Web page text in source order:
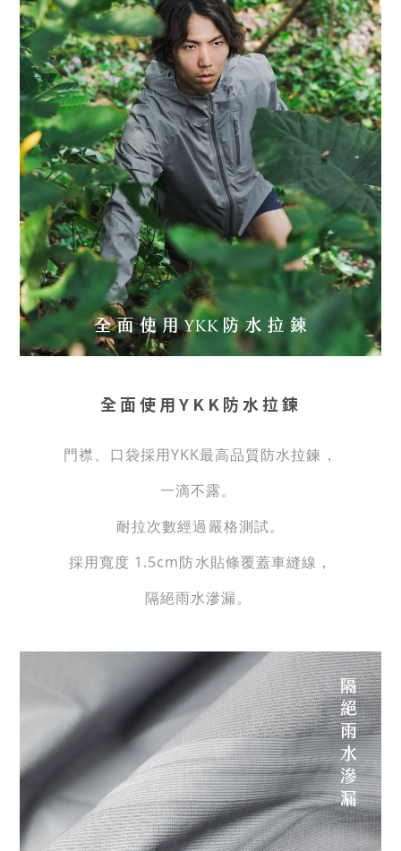
全面使用YKK防水拉鍊
門襟、口袋採用YKK最高品質防水拉鍊，
一滴不露。
耐拉次數經過嚴格測試。
採用寬度 1.5cm防水貼條覆蓋車縫線，
隔絕雨水滲漏。